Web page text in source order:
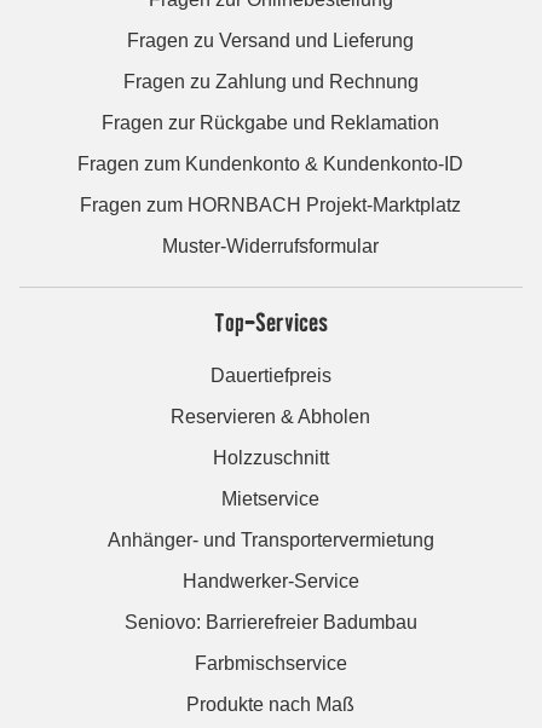
Fragen zu Versand und Lieferung
Fragen zu Zahlung und Rechnung
Fragen zur Rückgabe und Reklamation
Fragen zum Kundenkonto & Kundenkonto-ID
Fragen zum HORNBACH Projekt-Marktplatz
Muster-Widerrufsformular
Top-Services
Dauertiefpreis
Reservieren & Abholen
Holzzuschnitt
Mietservice
Anhänger- und Transportervermietung
Handwerker-Service
Seniovo: Barrierefreier Badumbau
Farbmischservice
Produkte nach Maß